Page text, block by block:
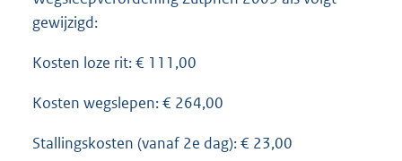
gewijzigd:
Kosten loze rit: € 111,00
Kosten wegslepen: € 264,00
Stallingskosten (vanaf 2e dag): € 23,00